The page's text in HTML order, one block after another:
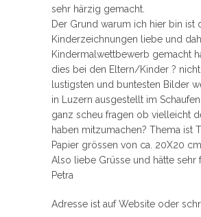
sehr härzig gemacht.
Der Grund warum ich hier bin ist
Kinderzeichnungen liebe und
Kindermalwettbewerb gemacht
dies bei den Eltern/Kinder ?
lustigsten und buntesten Bilder
in Luzern ausgestellt im
ganz scheu fragen ob vielleicht
haben mitzumachen? Thema ist
Papier grössen von ca. 20X20 cm
Also liebe Grüsse und hätte sehr
Petra
Adresse ist auf Website oder